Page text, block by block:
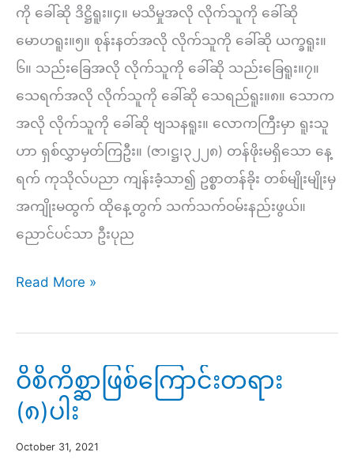
စေတသိက်
(၁၄)ပါး
မှ
ဝိစိကိစ္ဆာ
ကို ခေါ်ဆို ဒိဋ္ဌိရူး။၄။ မသိမှုအလို လိုက်သူကို ခေါ်ဆို
မောဟရူး။၅။ စုန်းနတ်အလို လိုက်သူကို ခေါ်ဆို ယက္ခရူး။
၆။ သည်းခြေအလို လိုက်သူကို ခေါ်ဆို သည်းခြေရူး။၇။
သေရက်အလို လိုက်သူကို ခေါ်ဆို သေရည်ရူး။၈။ သောက
အလို လိုက်သူကို ခေါ်ဆို ဗျသနရူး။ လောကကြီးမှာ ရူးသူ
ဟာ ရှစ်လွှာမှတ်ကြဦး။ (ဇာ၊ဋ္ဌ၊၃၂၂၈) တန်ဖိုးမရှိသော နေ့
ရက် ကုသိုလ်ပညာ ကျန်းခံ့သာ၍ ဥစ္စာတန်ခိုး တစ်မျိုးမျိုးမှ
အကျိုးမထွက် ထိုနေ့တွက် သက်သက်ဝမ်းနည်းဖွယ်။
ညောင်ပင်သာ ဦးပုည
အရူး
Read More »
ဝိစိကိစ္ဆာဖြစ်ကြောင်းတရား
(၈)ပါး
October 31, 2021